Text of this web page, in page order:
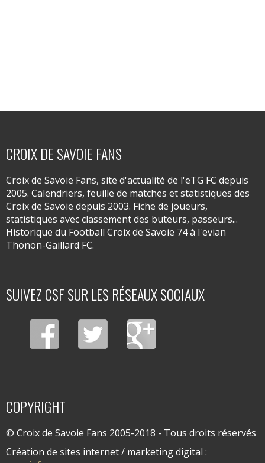
CROIX DE SAVOIE FANS
Croix de Savoie Fans, site d'actualité de l'eTG FC depuis
2005. Calendriers, feuille de matches et statistiques des
Croix de Savoie depuis 2003. Fiche de joueurs,
statistiques avec classement des buteurs, passeurs...
Historique du Football Croix de Savoie 74 à l'evian
Thonon-Gaillard FC.
SUIVEZ CSF SUR LES RÉSEAUX SOCIAUX
COPYRIGHT
© Croix de Savoie Fans 2005-2018 - Tous droits réservés
Création de sites internet / marketing digital :